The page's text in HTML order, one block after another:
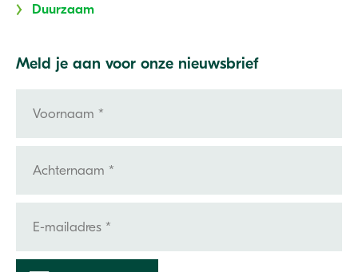
Duurzaam
Meld je aan voor onze nieuwsbrief